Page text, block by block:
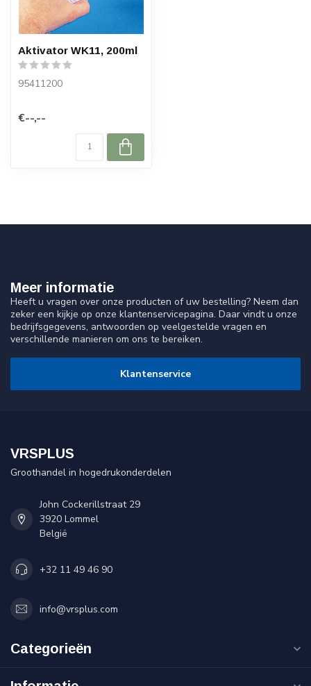
Aktivator WK11, 200ml
95411200
€--,--
Meer informatie
Heeft u vragen over onze producten of uw bestelling? Neem dan
zeker een kijkje op onze klantenservicepagina. Daar vindt u onze
bedrijfsgegevens, antwoorden op veelgestelde vragen en
verschillende manieren om ons te bereiken.
Klantenservice
VRSPLUS
Groothandel in hogedrukonderdelen
John Cockerillstraat 29
3920 Lommel
België
+32 11 49 46 90
info@vrsplus.com
Categorieën